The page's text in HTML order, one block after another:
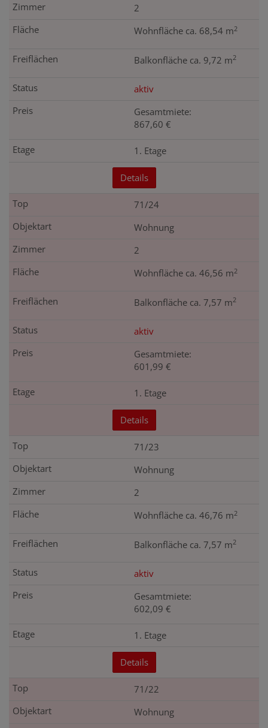
2
Wohnfläche ca. 68,54 m2
Balkonfläche ca. 9,72 m2
aktiv
Gesamtmiete:
867,60 €
1. Etage
Details
71/24
Wohnung
2
Wohnfläche ca. 46,56 m2
Balkonfläche ca. 7,57 m2
aktiv
Gesamtmiete:
601,99 €
1. Etage
Details
71/23
Wohnung
2
Wohnfläche ca. 46,76 m2
Balkonfläche ca. 7,57 m2
aktiv
Gesamtmiete:
602,09 €
1. Etage
Details
71/22
Wohnung